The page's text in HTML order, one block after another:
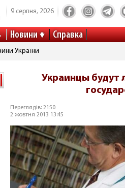
9 серпня, 2026
Новини Справка
України
Украинцы будут
Переглядів: 2150
2 жовтня 2013 13:45